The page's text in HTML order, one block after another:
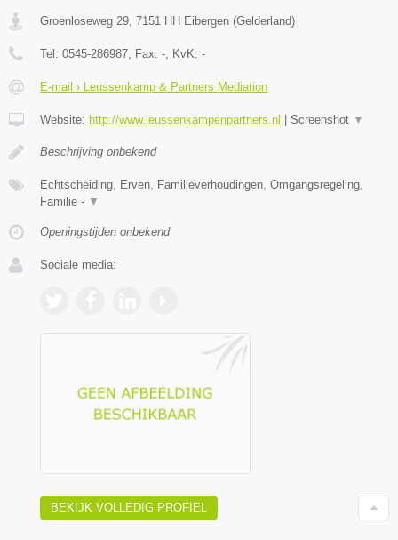
Groenloseweg 29 7151 HH Eibergen (Gelderland)
Tel: 0545-286987 , Fax: - , KvK: -
E-mail › Leussenkamp & Partners Mediation
Website: http://www.leussenkampenpartners.nl Screenshot ▼
Beschrijving onbekend
Echtscheiding, Erven, Familieverhoudingen, Omgangsregeling,
Familie - ▼
Openingstijden onbekend
Sociale media:
BEKIJK VOLLEDIG PROFIEL